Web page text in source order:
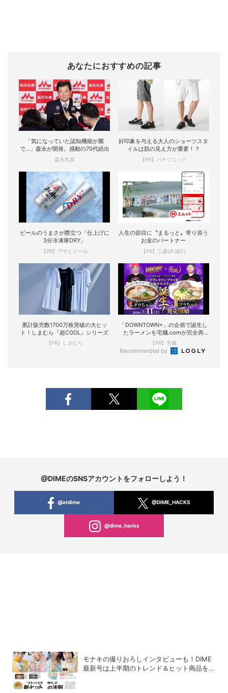
あなたにおすすめの記事
「気になっていた認知機能が菌
で…」森永が開発。感動の70代続出
森永乳業
好印象を与える大人のショーツスタ
イルは肌の見え方が重要！？
【PR】パナソニック
ビールのうまさが際立つ「仕上げに
3分冷凍庫DRY」
【PR】アサヒビール
人生の節目に〝まるっと〟寄り添う
お金のパートナー
【PR】三菱UFJ銀行
累計販売数1700万枚突破の大ヒッ
ト！しまむら『超COOL』シリーズ
【PR】しまむら
「DOWNTOWN+」の企画で誕生し
たラーメンを宅麺.comが完全再
現！
【PR】宅麺
Recommended by
@DIMEのSNSアカウントをフォローしよう！
@atdime @DIME_HACKS
@dime_hacks
モナキの撮りおろしインタビューも！DIME
最新号は上半期のトレンド＆ヒット商品を総